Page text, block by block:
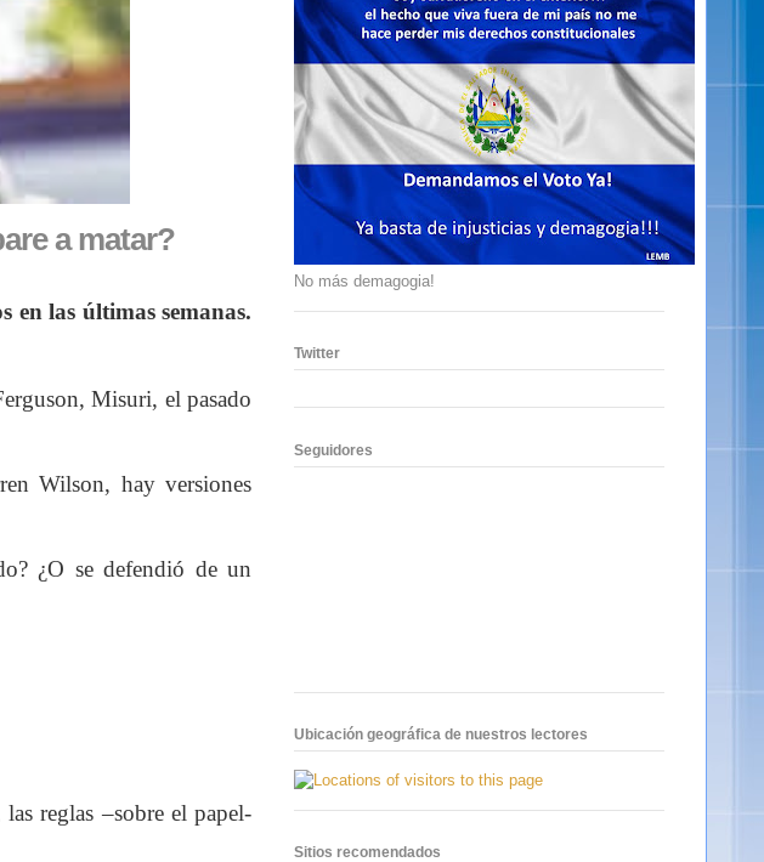
a matar?
en las últimas semanas.
Misuri, el pasado
Wilson, hay versiones
¿O se defendió de un
reglas –sobre el papel-
No más demagogia!
Twitter
Seguidores
Ubicación geográfica de nuestros lectores
Sitios recomendados